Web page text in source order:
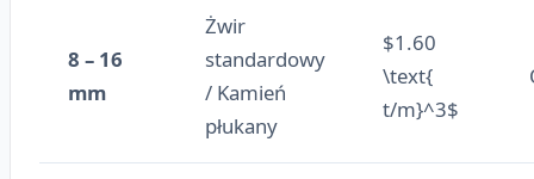
8 – 16
mm
Żwir
standardowy
/ Kamień
płukany
$1.60
\text{
t/m}^3$